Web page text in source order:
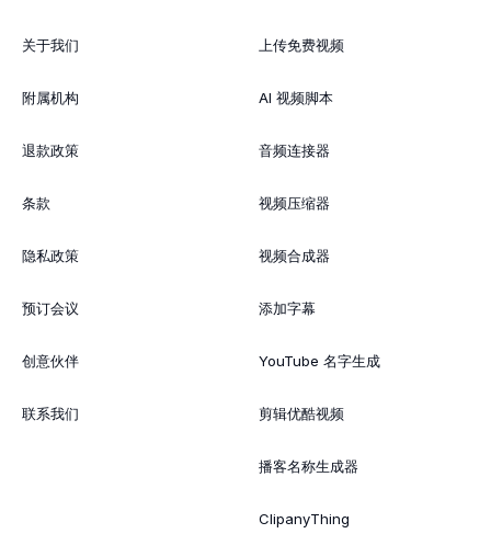
关于我们
附属机构
退款政策
条款
隐私政策
预订会议
创意伙伴
联系我们
上传免费视频
AI 视频脚本
音频连接器
视频压缩器
视频合成器
添加字幕
YouTube 名字生成
剪辑优酷视频
播客名称生成器
ClipanyThing